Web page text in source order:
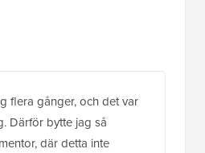
flera gånger, och det var
Därför bytte jag så
där detta inte